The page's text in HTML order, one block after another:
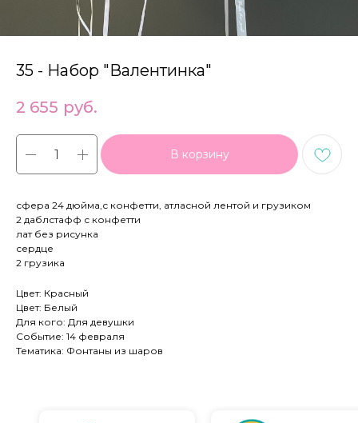
35 - Набор "Валентинка"
2 655 руб.
В корзину
сфера 24 дюйма,с конфетти, атласной лентой и грузиком
2 даблстафф с конфетти
лат без рисунка
сердце
2 грузика
Цвет: Красный
Цвет: Белый
Для кого: Для девушки
Событие: 14 февраля
Тематика: Фонтаны из шаров